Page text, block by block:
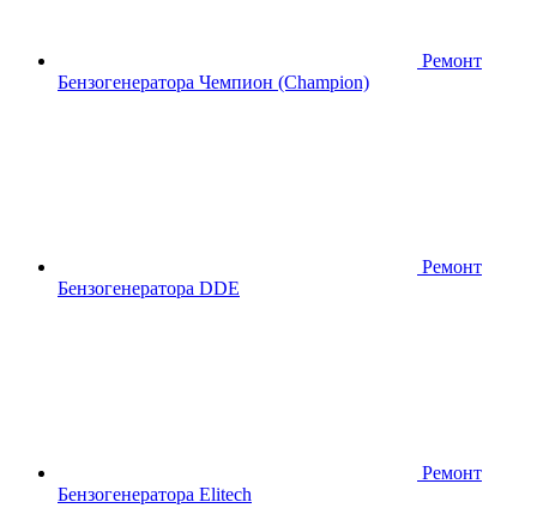
Ремонт
Бензогенератора Чемпион (Сhampion)
Ремонт
Бензогенератора DDE
Ремонт
Бензогенератора Elitech